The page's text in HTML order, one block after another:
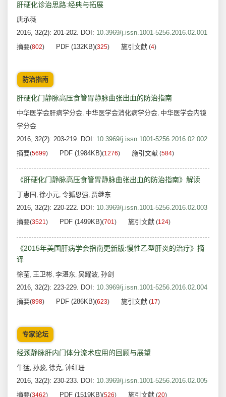
肝硬化诊治思路:经典与拓展
唐承薇
2016, 32(2): 201-202. DOI: 10.3969/j.issn.1001-5256.2016.02.001
摘要(802) PDF (132KB)(325) 施引文献 (4)
防治指南
肝硬化门静脉高压食管胃静脉曲张出血的防治指南
中华医学会肝病学分会, 中华医学会消化病学分会, 中华医学会内镜
学分会
2016, 32(2): 203-219. DOI: 10.3969/j.issn.1001-5256.2016.02.002
摘要(5699) PDF (1984KB)(1276) 施引文献 (584)
《肝硬化门静脉高压食管胃静脉曲张出血的防治指南》解读
丁惠国 , 徐小元, 令狐恩强, 贾继东
2016, 32(2): 220-222. DOI: 10.3969/j.issn.1001-5256.2016.02.003
摘要(3521) PDF (1499KB)(701) 施引文献 (124)
《2015年美国肝病学会指南更新版:慢性乙型肝炎的治疗》摘
译
徐莹, 王卫彬, 李湛东, 吴耀波, 孙剑
2016, 32(2): 223-229. DOI: 10.3969/j.issn.1001-5256.2016.02.004
摘要(898) PDF (286KB)(623) 施引文献 (17)
专家论坛
经颈静脉肝内门体分流术应用的回顾与展望
牛猛, 孙骏, 徐克, 钟红珊
2016, 32(2): 230-233. DOI: 10.3969/j.issn.1001-5256.2016.02.005
摘要(3462) PDF (1519KB)(526) 施引文献 (20)